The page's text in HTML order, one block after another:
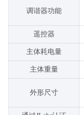
调谐器功能
遥控器
主体耗电量
主体重量
外形尺寸